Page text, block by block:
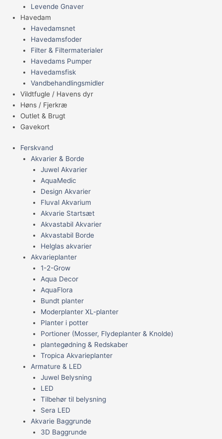
Levende Gnaver
Havedam
Havedamsnet
Havedamsfoder
Filter & Filtermaterialer
Havedams Pumper
Havedamsfisk
Vandbehandlingsmidler
Vildtfugle / Havens dyr
Høns / Fjerkræ
Outlet & Brugt
Gavekort
Ferskvand
Akvarier & Borde
Juwel Akvarier
AquaMedic
Design Akvarier
Fluval Akvarium
Akvarie Startsæt
Akvastabil Akvarier
Akvastabil Borde
Helglas akvarier
Akvarieplanter
1-2-Grow
Aqua Decor
AquaFlora
Bundt planter
Moderplanter XL-planter
Planter i potter
Portioner (Mosser, Flydeplanter & Knolde)
plantegødning & Redskaber
Tropica Akvarieplanter
Armature & LED
Juwel Belysning
LED
Tilbehør til belysning
Sera LED
Akvarie Baggrunde
3D Baggrunde